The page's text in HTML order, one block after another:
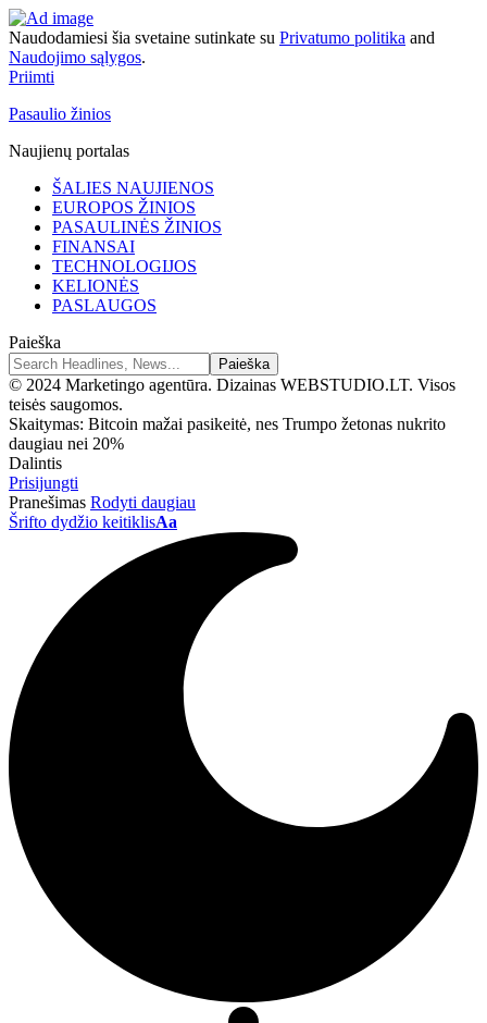
Naudodamiesi šia svetaine sutinkate su Privatumo politika and
Naudojimo sąlygos.
Priimti
Pasaulio žinios
Naujienų portalas
ŠALIES NAUJIENOS
EUROPOS ŽINIOS
PASAULINĖS ŽINIOS
FINANSAI
TECHNOLOGIJOS
KELIONĖS
PASLAUGOS
Paieška
© 2024 Marketingo agentūra. Dizainas WEBSTUDIO.LT. Visos
teisės saugomos.
Skaitymas: Bitcoin mažai pasikeitė, nes Trumpo žetonas nukrito
daugiau nei 20%
Dalintis
Prisijungti
Pranešimas Rodyti daugiau
Šrifto dydžio keitiklisAa